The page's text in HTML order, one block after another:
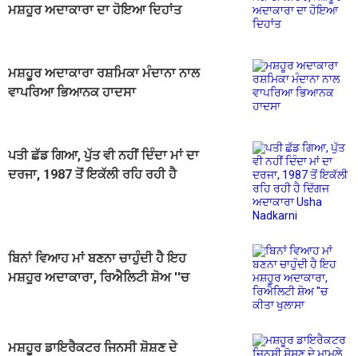
ਮਸ਼ਹੂਰ ਅਦਾਕਾਰਾ ਦਾ ਹੋਇਆ ਦਿਹਾਂਤ
ਮਸ਼ਹੂਰ ਅਦਾਕਾਰਾ ਰਸ਼ਮਿਕਾ ਮੰਦਾਨਾ ਨਾਲ
ਵਾਪਰਿਆ ਭਿਆਨਕ ਹਾਦਸਾ
ਪਤੀ ਛੱਡ ਗਿਆ, ਪੁੱਤ ਵੀ ਨਹੀਂ ਦਿੰਦਾ ਮਾਂ ਦਾ
ਦਰਜਾ, 1987 ਤੋਂ ਇਕੱਲੀ ਰਹਿ ਰਹੀ ਹੈ
ਬਿਨਾਂ ਵਿਆਹ ਮਾਂ ਬਣਨਾ ਚਾਹੁੰਦੀ ਹੈ ਇਹ
ਮਸ਼ਹੂਰ ਅਦਾਕਾਰਾ, ਰਿਐਲਿਟੀ ਸ਼ੋਅ ''ਚ
ਮਸ਼ਹੂਰ ਡਾਇਰੈਕਟਰ ਜਿਨਸੀ ਸ਼ੋਸ਼ਣ ਦੇ